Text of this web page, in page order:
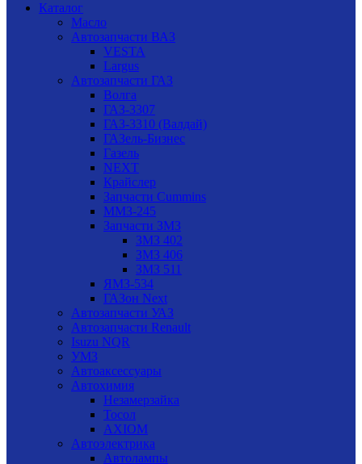
Каталог
Масло
Автозапчасти ВАЗ
VESTA
Largus
Автозапчасти ГАЗ
Волга
ГАЗ-3307
ГАЗ-3310 (Валдай)
ГАЗель-Бизнес
Газель
NEXT
Крайслер
Запчасти Cummins
ММЗ-245
Запчасти ЗМЗ
ЗМЗ 402
ЗМЗ 406
ЗМЗ 511
ЯМЗ-534
ГАЗон Next
Автозапчасти УАЗ
Автозапчасти Renault
Isuzu NQR
УМЗ
Автоаксессуары
Автохимия
Незамерзайка
Тосол
AXIOM
Автоэлектрика
Автолампы